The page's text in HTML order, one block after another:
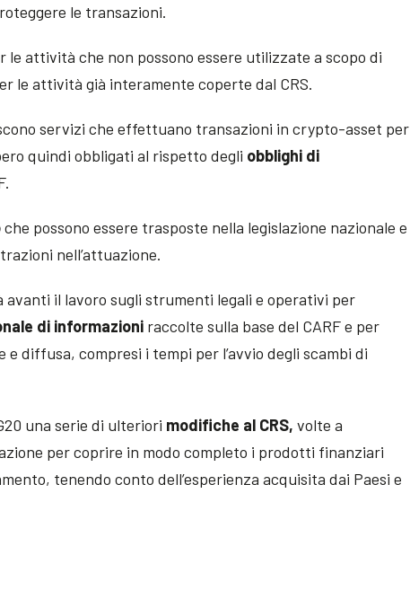
le transazioni.
le attività che non possono essere utilizzate a scopo di
le attività già interamente coperte dal CRS.
servizi che effettuano transazioni in crypto-asset per
quindi obbligati al rispetto degli obblighi di
che possono essere trasposte nella legislazione nazionale e
nell’attuazione.
avanti il lavoro sugli strumenti legali e operativi per
di informazioni raccolte sulla base del CARF e per
diffusa, compresi i tempi per l’avvio degli scambi di
una serie di ulteriori modifiche al CRS, volte a
per coprire in modo completo i prodotti finanziari
tenendo conto dell’esperienza acquisita dai Paesi e